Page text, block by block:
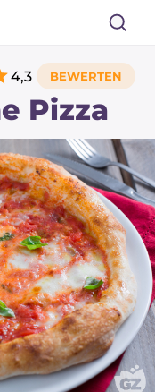
Pizza
4,3